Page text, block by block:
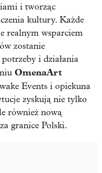
i tworząc
kultury. Każde
realnym wsparciem
zostanie
i działania
OmenaArt
Events i opiekuna
zyskują nie tylko
również nową
granice Polski.